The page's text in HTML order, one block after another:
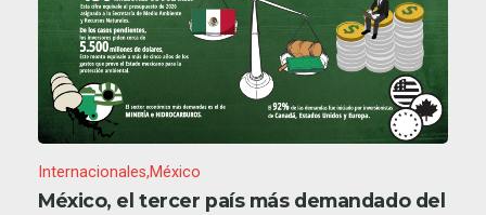
Internacionales México
México, el tercer país más demandado del